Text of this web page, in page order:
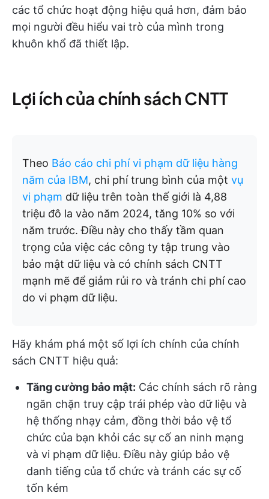
các tổ chức hoạt động hiệu quả hơn, đảm bảo
mọi người đều hiểu vai trò của mình trong
khuôn khổ đã thiết lập.
Lợi ích của chính sách CNTT
Theo Báo cáo chi phí vi phạm dữ liệu hàng
năm của IBM, chi phí trung bình của một vụ
vi phạm dữ liệu trên toàn thế giới là 4,88
triệu đô la vào năm 2024, tăng 10% so với
năm trước. Điều này cho thấy tầm quan
trọng của việc các công ty tập trung vào
bảo mật dữ liệu và có chính sách CNTT
mạnh mẽ để giảm rủi ro và tránh chi phí cao
do vi phạm dữ liệu.
Hãy khám phá một số lợi ích chính của chính
sách CNTT hiệu quả:
Tăng cường bảo mật: Các chính sách rõ ràng
ngăn chặn truy cập trái phép vào dữ liệu và
hệ thống nhạy cảm, đồng thời bảo vệ tổ
chức của bạn khỏi các sự cố an ninh mạng
và vi phạm dữ liệu. Điều này giúp bảo vệ
danh tiếng của tổ chức và tránh các sự cố
tốn kém